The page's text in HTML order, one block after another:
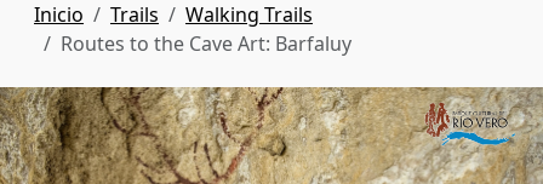
Inicio Trails
Walking Trails
Routes to the Cave Art: Barfaluy